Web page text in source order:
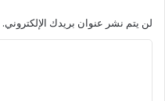
لن يتم نشر عنوان بريدك الإلكتروني.